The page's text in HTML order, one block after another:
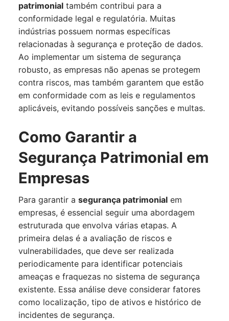
patrimonial também contribui para a
conformidade legal e regulatória. Muitas
indústrias possuem normas específicas
relacionadas à segurança e proteção de dados.
Ao implementar um sistema de segurança
robusto, as empresas não apenas se protegem
contra riscos, mas também garantem que estão
em conformidade com as leis e regulamentos
aplicáveis, evitando possíveis sanções e multas.
Como Garantir a
Segurança Patrimonial em
Empresas
Para garantir a segurança patrimonial em
empresas, é essencial seguir uma abordagem
estruturada que envolva várias etapas. A
primeira delas é a avaliação de riscos e
vulnerabilidades, que deve ser realizada
periodicamente para identificar potenciais
ameaças e fraquezas no sistema de segurança
existente. Essa análise deve considerar fatores
como localização, tipo de ativos e histórico de
incidentes de segurança.